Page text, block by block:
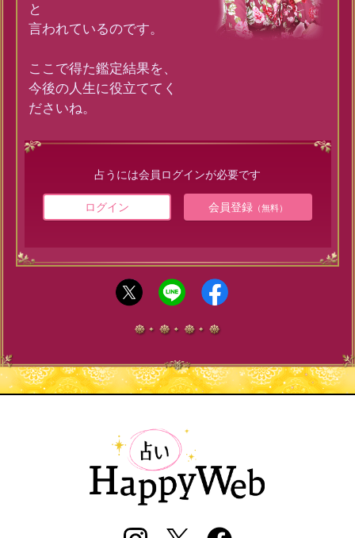
と
言われているのです。
ここで得た鑑定結果を、
今後の人生に役立ててく
ださいね。
占うには会員ログインが必要です
ログイン 会員登録（無料）